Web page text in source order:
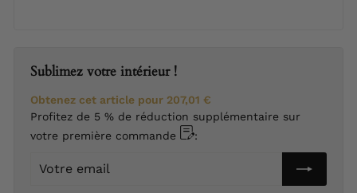
Sublimez votre intérieur !
Obtenez cet article pour 207,01 €
Profitez de 5 % de réduction supplémentaire sur
votre première commande
:
Votre